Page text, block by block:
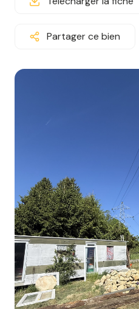
ESTIMATION
ALERTEPartager ce bien